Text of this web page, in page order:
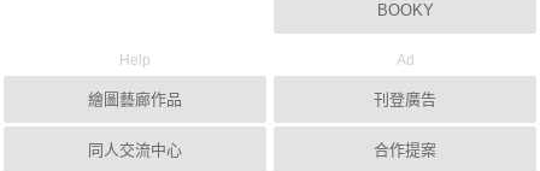
BOOKY
Help
繪圖藝廊作品
同人交流中心
Ad
刊登廣告
合作提案